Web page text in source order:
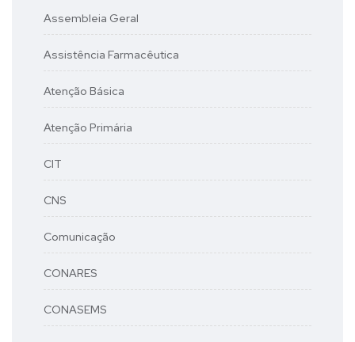
Assembleia Geral
Assistência Farmacêutica
Atenção Básica
Atenção Primária
CIT
CNS
Comunicação
CONARES
CONASEMS